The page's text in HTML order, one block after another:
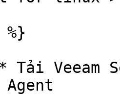
Tải Veeam
Agent